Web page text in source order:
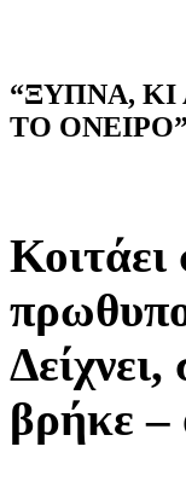
“ΞΥΠΝΑ, ΚΙ
ΤΟ
βρήκε –